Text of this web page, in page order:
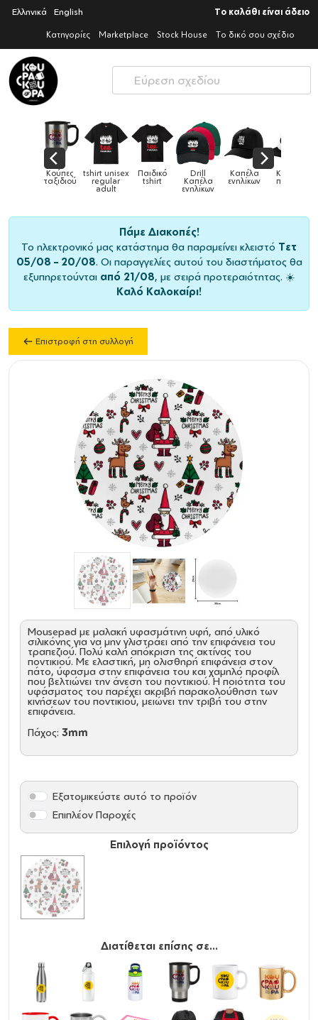
Ελληνικά English Το καλάθι είναι άδειο
Κατηγορίες Marketplace Stock House Το δικό σου σχέδιο
Παιδικό
tshirt
Drill
Καπέλα
ενηλίκων
Καπέλα
ενηλίκων
Καπέλα
παιδικά Κούπες Κούπες
ειδικές
Πάμε Διακοπές!
Το ηλεκτρονικό μας κατάστημα θα παραμείνει κλειστό Τετ
05/08 – 20/08. Οι παραγγελίες αυτού του διαστήματος θα
εξυπηρετούνται από 21/08, με σειρά προτεραιότητας. ☀️
Καλό Καλοκαίρι!
Επιστροφή στη συλλογή
Mousepad με μαλακή υφασμάτινη υφή, από υλικό
σιλικόνης για να μην γλιστράει από την επιφάνεια του
τραπεζιού. Πολύ καλή απόκριση της ακτίνας του
ποντικιού. Με ελαστική, μη ολισθηρή επιφάνεια στον
πάτο, ύφασμα στην επιφάνεια του και χαμηλό προφίλ
που βελτιώνει την άνεση του ποντικιού. Η ποιότητα του
υφάσματος του παρέχει ακριβή παρακολούθηση των
κινήσεων του ποντικιού, μειώνει την τριβή του στην
επιφάνεια.
Πάχος: 3mm
Επιλογή προϊόντος
Εξατομικεύστε αυτό το προϊόν
Επιπλέον Παροχές
Διατίθεται επίσης σε...